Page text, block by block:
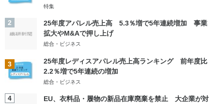
特集
2
25年度アパレル売上高 5.3％増で5年連続増加 事業
拡大やM&Aで押し上げ
総合・ビジネス
3
25年度レディスアパレル売上高ランキング 前年度比
2.2％増で5年連続の増加
総合・ビジネス
4
EU、衣料品・履物の新品在庫廃棄を禁止 大企業が対